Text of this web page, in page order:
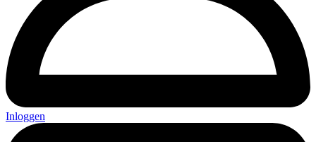
Inloggen